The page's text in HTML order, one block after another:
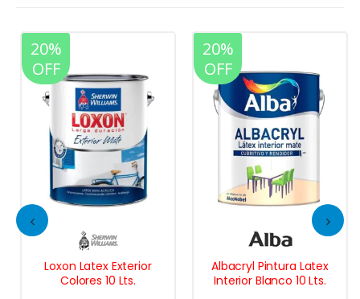
20%
OFF
Loxon Latex Exterior
Colores 10 Lts.
20%
OFF
Albacryl Pintura Latex
Interior Blanco 10 Lts.